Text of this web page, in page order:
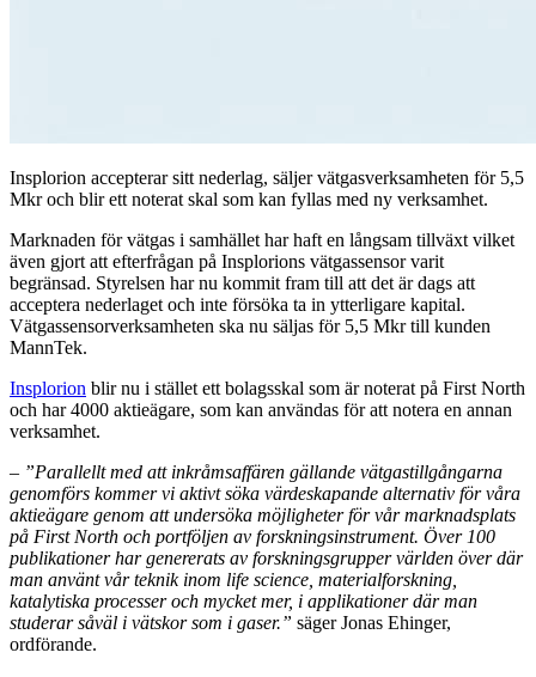
Insplorion accepterar sitt nederlag, säljer vätgasverksamheten för 5,5
Mkr och blir ett noterat skal som kan fyllas med ny verksamhet.
Marknaden för vätgas i samhället har haft en långsam tillväxt vilket
även gjort att efterfrågan på Insplorions vätgassensor varit
begränsad. Styrelsen har nu kommit fram till att det är dags att
acceptera nederlaget och inte försöka ta in ytterligare kapital.
Vätgassensorverksamheten ska nu säljas för 5,5 Mkr till kunden
MannTek.
Insplorion blir nu i stället ett bolagsskal som är noterat på First North
och har 4000 aktieägare, som kan användas för att notera en annan
verksamhet.
– ”Parallellt med att inkråmsaffären gällande vätgastillgångarna
genomförs kommer vi aktivt söka värdeskapande alternativ för våra
aktieägare genom att undersöka möjligheter för vår marknadsplats
på First North och portföljen av forskningsinstrument. Över 100
publikationer har genererats av forskningsgrupper världen över där
man använt vår teknik inom life science, materialforskning,
katalytiska processer och mycket mer, i applikationer där man
studerar såväl i vätskor som i gaser.” säger Jonas Ehinger,
ordförande.